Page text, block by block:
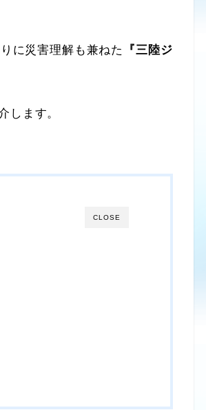
に災害理解も兼ねた
『三陸ジ
します。
CLOSE